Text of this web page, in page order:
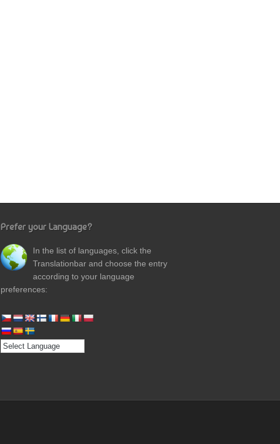
Prefer your Language?
In the list of languages, click the
Translationbar and choose the entry
according to your language
preferences: